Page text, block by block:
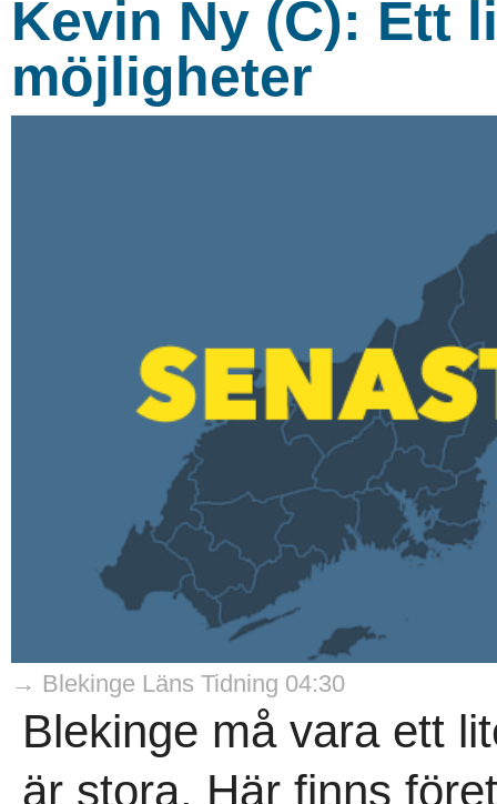
Kevin Ny (C): Ett
möjligheter
→ Blekinge Läns Tidning 04:30
Blekinge må vara ett
är stora. Här finns